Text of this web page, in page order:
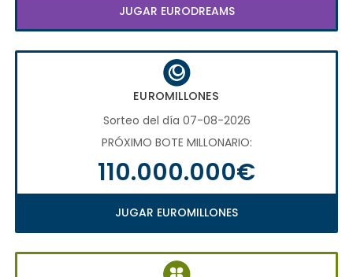
JUGAR EURODREAMS
EUROMILLONES
Sorteo del día 07-08-2026
PRÓXIMO BOTE MILLONARIO:
110.000.000€
JUGAR EUROMILLONES